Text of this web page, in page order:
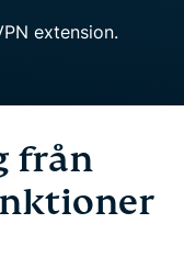
från